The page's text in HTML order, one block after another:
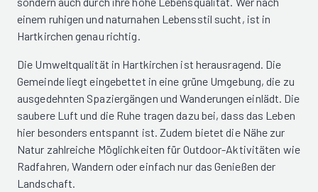
einem ruhigen und naturnahen Lebensstil sucht, ist in
Hartkirchen genau richtig.
Die Umweltqualität in Hartkirchen ist herausragend. Die
Gemeinde liegt eingebettet in eine grüne Umgebung, die zu
ausgedehnten Spaziergängen und Wanderungen einlädt. Die
saubere Luft und die Ruhe tragen dazu bei, dass das Leben
hier besonders entspannt ist. Zudem bietet die Nähe zur
Natur zahlreiche Möglichkeiten für Outdoor-Aktivitäten wie
Radfahren, Wandern oder einfach nur das Genießen der
Landschaft.